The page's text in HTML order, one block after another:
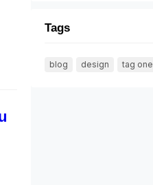
Tags
blog design tag one